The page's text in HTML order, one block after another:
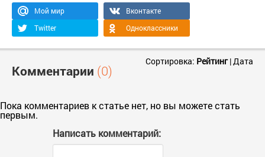
Мой мир
Вконтакте
Twitter
Одноклассники
Комментарии (0)
Сортировка: Рейтинг|Дата
Пока комментариев к статье нет, но вы можете стать
первым.
Написать комментарий: